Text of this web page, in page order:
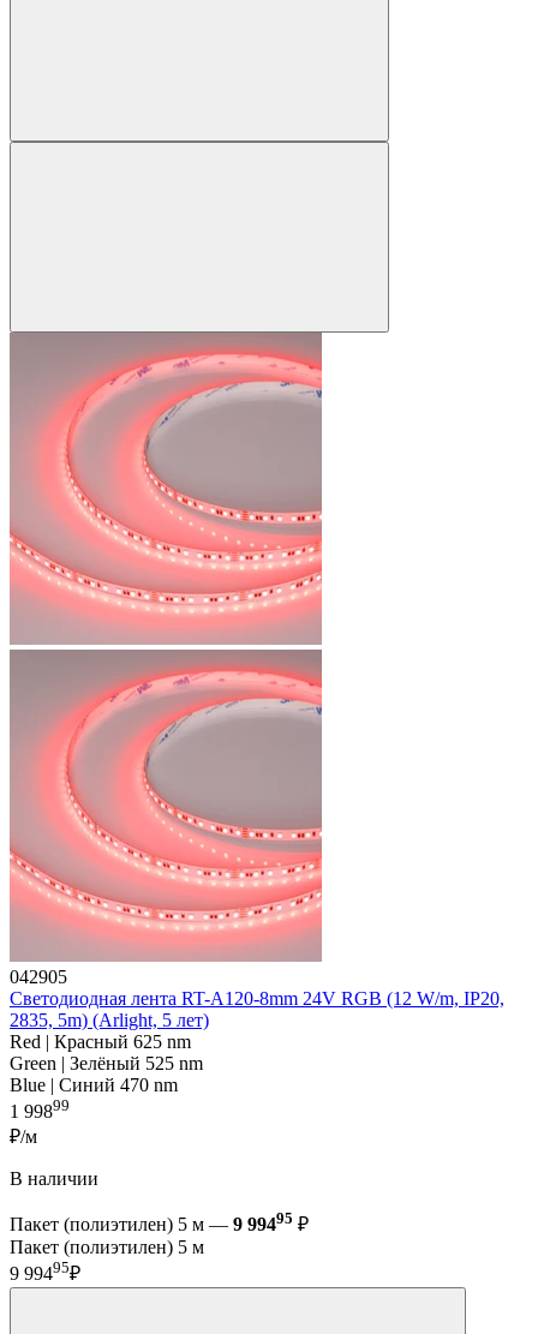
042905
Светодиодная лента RT-A120-8mm 24V RGB (12 W/m, IP20,
2835, 5m) (Arlight, 5 лет)
Red | Красный 625 nm
Green | Зелёный 525 nm
Blue | Синий 470 nm
1 99899
₽/м
В наличии
Пакет (полиэтилен) 5 м — 9 99495 ₽
Пакет (полиэтилен) 5 м
9 99495₽